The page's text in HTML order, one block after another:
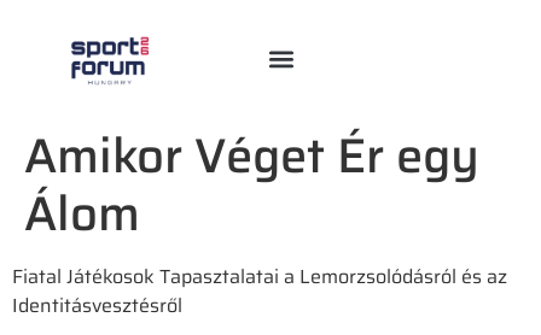
Amikor Véget Ér egy
Álom
Fiatal Játékosok Tapasztalatai a Lemorzsolódásról és az
Identitásvesztésről